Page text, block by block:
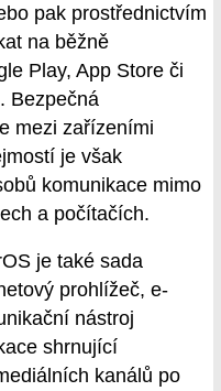
pak prostřednictvím
na běžně
Play, App Store či
Bezpečná
mezi zařízeními
je však
komunikace mimo
a počítačích.
je také sada
prohlížeč, e-
nástroj
shrnující
kanálů po